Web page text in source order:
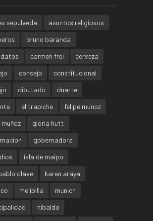
sepulveda
asuntos religiosos
bruno baranda
carmen frei
cerveza
consejo
constitucional
diputado
duarte
el trapiche
felipe munoz
gloria hutt
gobernadora
isla de maipo
olave
karen araya
melipilla
munich
nibaldo